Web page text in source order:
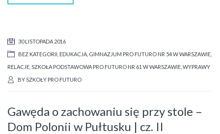
30 LISTOPADA 2016
BEZ KATEGORII EDUKACJA GIMNAZJUM PRO FUTURO NR 54 W WARSZAWIE
RELACJE SZKOŁA PODSTAWOWA PRO FUTURO NR 61 W WARSZAWIE WYPRAWY
BYSZKOŁY PRO FUTURO
Gawęda o zachowaniu się przy stole –
Dom Polonii w Pułtusku | cz. II